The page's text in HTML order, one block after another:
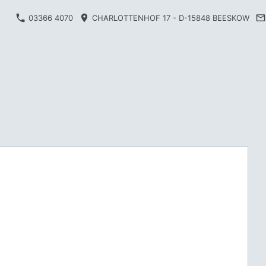
03366 4070 CHARLOTTENHOF 17 - D-15848 BEESKOW